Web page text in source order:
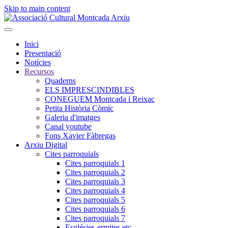
Skip to main content
Inici
Presentació
Notícies
Recursos
Quaderns
ELS IMPRESCINDIBLES
CONEGUEM Montcada i Reixac
Petita Història Còmic
Galeria d'imatges
Canal youtube
Fons Xavier Fàbregas
Arxiu Digital
Cites parroquials
Cites parroquials 1
Cites parroquials 2
Cites parroquials 3
Cites parroquials 4
Cites parroquials 5
Cites parroquials 6
Cites parroquials 7